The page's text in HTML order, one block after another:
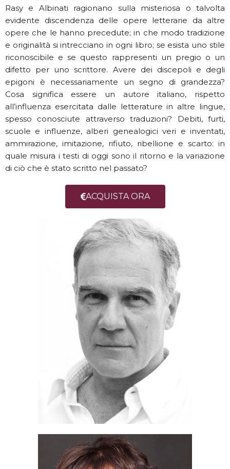
Rasy e Albinati ragionano sulla misteriosa o talvolta
evidente discendenza delle opere letterarie da altre
opere che le hanno precedute; in che modo tradizione
e originalità si intrecciano in ogni libro; se esista uno stile
riconoscibile e se questo rappresenti un pregio o un
difetto per uno scrittore. Avere dei discepoli e degli
epigoni è necessariamente un segno di grandezza?
Cosa significa essere un autore italiano, rispetto
all’influenza esercitata dalle letterature in altre lingue,
spesso conosciute attraverso traduzioni? Debiti, furti,
scuole e influenze, alberi genealogici veri e inventati,
ammirazione, imitazione, rifiuto, ribellione e scarto: in
quale misura i testi di oggi sono il ritorno e la variazione
di ciò che è stato scritto nel passato?
ACQUISTA ORA